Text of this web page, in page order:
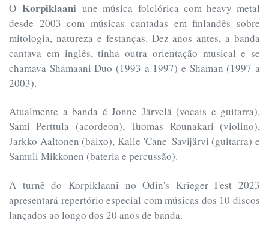
OKorpiklaani une música folclórica com heavy metal
desde 2003 com músicas cantadas em finlandês sobre
mitologia, natureza e festanças. Dez anos antes, a banda
cantava em inglês, tinha outra orientação musical e se
chamava Shamaani Duo (1993 a 1997) e Shaman (1997 a
2003).
Atualmente a banda é Jonne Järvelä (vocais e guitarra),
Sami Perttula (acordeon), Tuomas Rounakari (violino),
Jarkko Aaltonen (baixo), Kalle 'Cane' Savijärvi (guitarra) e
Samuli Mikkonen (bateria e percussão).
A turnê do Korpiklaani no Odin's Krieger Fest 2023
apresentará repertório especial com músicas dos 10 discos
lançados ao longo dos 20 anos de banda.